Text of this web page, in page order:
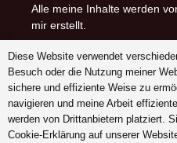
Alle meine Inhalte werden
mir erstellt.
Follow me on (-:
youtube
INSTAGRAM
Pinterest
Diese Website verwendet
Besuch oder die Nutzung meiner
sichere und effiziente Weise zu
navigieren und meine Arbeit
werden von Drittanbietern platziert.
Cookie-Erklärung auf unserer